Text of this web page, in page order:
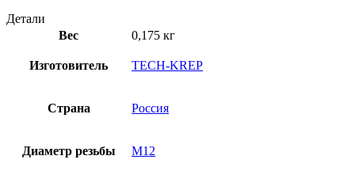
Детали
Вес
0,175 кг
Изготовитель TECH-KREP
Страна Россия
Диаметр резьбы М12